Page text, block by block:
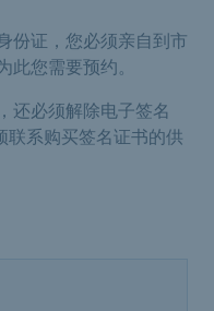
份证，您必须亲自到市
您需要预约。
还必须解除电子签名
联系购买签名证书的供